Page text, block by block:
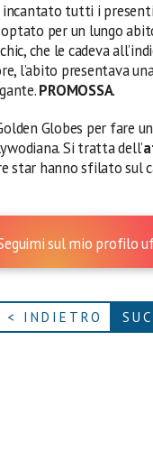
tutti i presenti
per un lungo
che le cadeva
l’abito presentava
PROMOSSA.
Globes per fare
Si tratta dell’
star hanno sfilato sul
sul mio profilo
< INDIETRO